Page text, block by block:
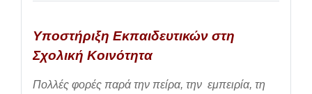
Υποστήριξη Εκπαιδευτικών στη
Σχολική Κοινότητα
Πολλές φορές παρά την πείρα, την εμπειρία, τη